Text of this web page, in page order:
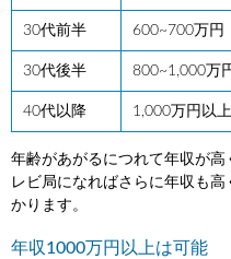
30代前半 600~700万円
30代後半 800~1,000万
40代以降 1,000万円以上
年齢があがるにつれて年収が
レビ局になればさらに年収も
かります。
年収1000万円以上は可能